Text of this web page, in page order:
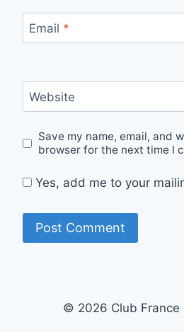
Email *
Website
Save my name, email, and
browser for the next time I
Yes, add me to your
© 2026 Club France